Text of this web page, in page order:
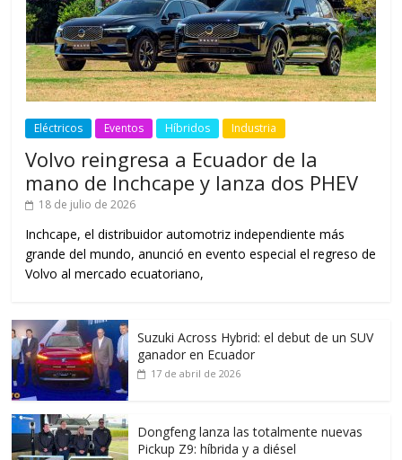
Eléctricos Eventos Híbridos Industria
Volvo reingresa a Ecuador de la
mano de Inchcape y lanza dos PHEV
18 de julio de 2026
Inchcape, el distribuidor automotriz independiente más
grande del mundo, anunció en evento especial el regreso de
Volvo al mercado ecuatoriano,
Suzuki Across Hybrid: el debut de un SUV
ganador en Ecuador
17 de abril de 2026
Dongfeng lanza las totalmente nuevas
Pickup Z9: híbrida y a diésel